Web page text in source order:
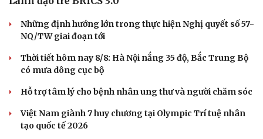
Những định hướng lớn trong thực hiện Nghị quyết số 57-
NQ/TW giai đoạn tới
Thời tiết hôm nay 8/8: Hà Nội nắng 35 độ, Bắc Trung Bộ
có mưa dông cục bộ
Hỗ trợ tâm lý cho bệnh nhân ung thư và người chăm sóc
Việt Nam giành 7 huy chương tại Olympic Trí tuệ nhân
tạo quốc tế 2026